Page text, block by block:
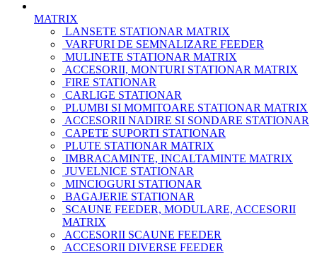
MATRIX
LANSETE STATIONAR MATRIX
VARFURI DE SEMNALIZARE FEEDER
MULINETE STATIONAR MATRIX
ACCESORII, MONTURI STATIONAR MATRIX
FIRE STATIONAR
CARLIGE STATIONAR
PLUMBI SI MOMITOARE STATIONAR MATRIX
ACCESORII NADIRE SI SONDARE STATIONAR
CAPETE SUPORTI STATIONAR
PLUTE STATIONAR MATRIX
IMBRACAMINTE, INCALTAMINTE MATRIX
JUVELNICE STATIONAR
MINCIOGURI STATIONAR
BAGAJERIE STATIONAR
SCAUNE FEEDER, MODULARE, ACCESORII
MATRIX
ACCESORII SCAUNE FEEDER
ACCESORII DIVERSE FEEDER